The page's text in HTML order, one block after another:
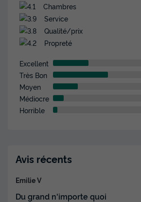
Voir les disponibilités
SARIMENDI**** 6 personnes
32m²
Voir le plan 2D Terrasse semi-couverte
Chambres
Service
Qualité/prix
Propreté
Excellent
Très Bon
Moyen
Médiocre
Horrible
Avis récents
Emilie V
Du grand n'importe quoi